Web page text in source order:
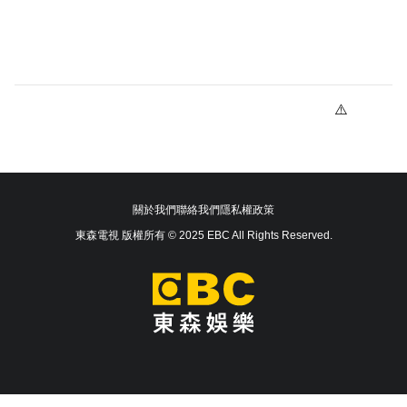
關於我們聯絡我們隱私權政策
東森電視 版權所有 © 2025 EBC All Rights Reserved.